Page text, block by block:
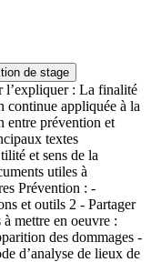
de stage
l’expliquer : La finalité
continue appliquée à la
entre prévention et
textes
et sens de la
utiles à
Prévention : -
et outils 2 - Partager
mettre en oeuvre :
des dommages -
d’analyse de lieux de